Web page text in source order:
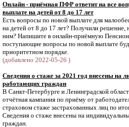
Онлайн - приёмная ПФР ответит на все
выплате на детей от 8 до 17 лет
Есть вопросы по новой выплате для
на детей от 8 до 17 лет? Получили решение,
ним? Напишите в онлайн-приёмную
поступающие вопросы по новой выплате
приоритетном порядке.
(добавлено 2022-05-26 )
Сведения о стаже за 2021 год внесены на
работающих граждан
В Санкт-Петербурге и Ленинградской
отчётная кампания по приёму от
страховом стаже застрахованных лиц по
Cведения о стаже внесены на
граждан.